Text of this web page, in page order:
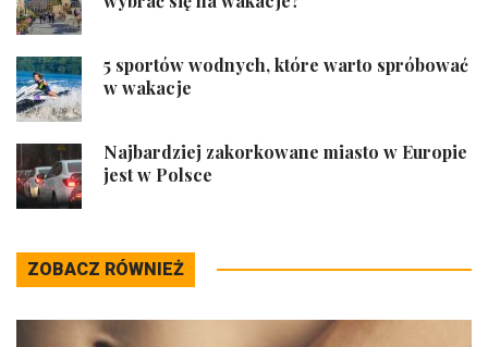
5 sportów wodnych, które warto spróbować
w wakacje
Najbardziej zakorkowane miasto w Europie
jest w Polsce
ZOBACZ RÓWNIEŻ